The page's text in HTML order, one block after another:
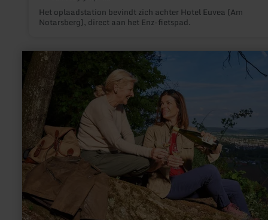
Het oplaadstation bevindt zich achter Hotel Euvea (Am
Notarsberg), direct aan het Enz-fietspad.
meer
informatie
Tourist-
Information
Wittlich
Stadt
&amp;
Land